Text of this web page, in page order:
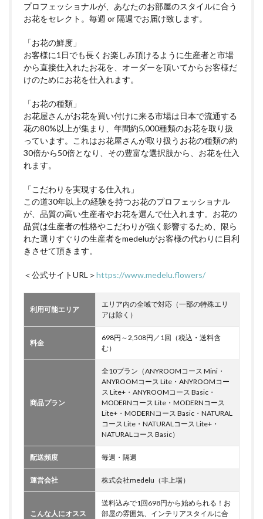
プロフェッショナルが、あなたのお部屋のスタイルに合う
お花をセレクト。毎週 or 隔週でお届け致します。
「お花の鮮度」
お客様に1日でも長くお楽しみ頂けるように生産者と市場
から直接仕入れたお花を、オーダーを頂いてからお客様だ
けのためにお花を仕入れます。
「お花の種類」
お花屋さんがお花を買い付けに来る市場は日本で流通する
花の80%以上が集まり、年間約5,000種類のお花を取り扱
っています。これはお花屋さんが取り扱うお花の種類の約
30倍から50倍となり、その豊富な選択肢から、お花を仕入
れます。
「こだわりを実現する仕入れ」
この道30年以上の経験を持つお花のプロフェッショナル
が、品質の高い生産者やお花を選んで仕入れます。お花の
品質は生産者の性格やこだわりが強く影響するため、限ら
れた選りすぐりの生産者をmedeluがお客様の代わりに目利
きさせて頂きます。
＜公式サイトURL＞https://www.medelu.flowers/
利用可能エリア
エリア内の全域で対応（一部の特殊エリ
アは除く）
料金
698円～2,508円／1回（税込・送料含
む）
商品プラン
全10プラン（ANYROOMコース Mini・
ANYROOMコース Lite・ANYROOMコー
ス Lite+・ANYROOMコース Basic・
MODERNコース Lite・MODERNコース
Lite+・MODERNコース Basic・NATURAL
コース Lite・NATURALコース Lite+・
NATURALコース Basic）
配送頻度 毎週・隔週
運営会社 株式会社medelu（非上場）
こんな人にオスス
送料込みで1回698円から始められる！お
部屋の雰囲気、インテリアスタイルに合